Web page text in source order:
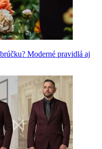
Moderné pravidlá aj